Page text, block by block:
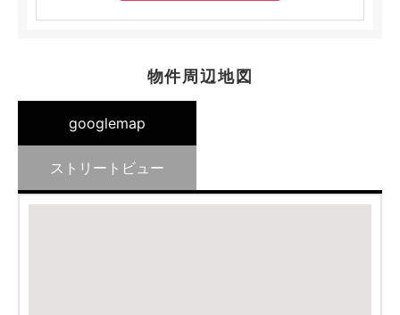
物件周辺地図
googlemap
ストリートビュー